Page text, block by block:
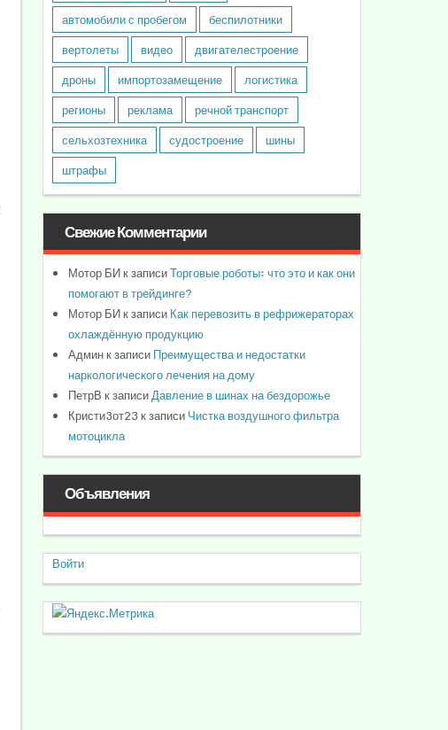
автомобили с пробегом
беспилотники
вертолеты
видео
двигателестроение
дроны
импортозамещение
логистика
регионы
реклама
речной транспорт
сельхозтехника
судостроение
шины
штрафы
Свежие Комментарии
Мотор БИк записиТорговые роботы: что это и как они
помогают в трейдинге?
Мотор БИк записиКак перевозить в рефрижераторах
охлаждённую продукцию
Админк записиПреимущества и недостатки
наркологического лечения на дому
ПетрВ к записиДавление в шинах на бездорожье
Кристи3от23 к записиЧистка воздушного фильтра
мотоцикла
Объявления
Войти